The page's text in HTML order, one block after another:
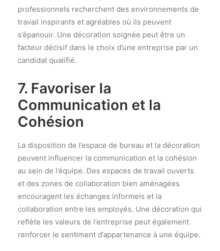
professionnels recherchent des environnements de
travail inspirants et agréables où ils peuvent
s’épanouir. Une décoration soignée peut être un
facteur décisif dans le choix d’une entreprise par un
candidat qualifié.
7. Favoriser la
Communication et la
Cohésion
La disposition de l’espace de bureau et la décoration
peuvent influencer la communication et la cohésion
au sein de l’équipe. Des espaces de travail ouverts
et des zones de collaboration bien aménagées
encouragent les échanges informels et la
collaboration entre les employés. Une décoration qui
reflète les valeurs de l’entreprise peut également
renforcer le sentiment d’appartenance à une équipe.